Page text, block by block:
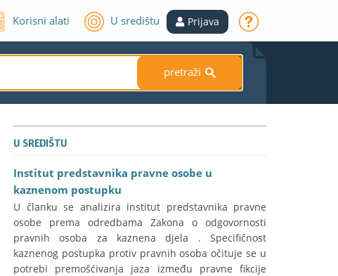
Korisni alati U središtu Prijava
pretraži S
U SREDIŠTU
Institut predstavnika pravne osobe u
kaznenom postupku
U članku se analizira institut predstavnika pravne
osobe prema odredbama Zakona o odgovornosti
pravnih osoba za kaznena djela . Specifičnost
kaznenog postupka protiv pravnih osoba očituje se u
potrebi premošćivanja jaza između pravne fikcije